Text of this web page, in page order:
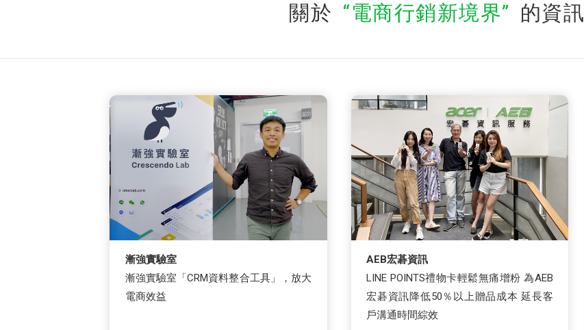
關於 電商行銷新境界 的資訊
漸強實驗室
漸強實驗室「CRM資料整合工具」，放大
電商效益
AEB宏碁資訊
LINE POINTS禮物卡輕鬆無痛增粉 為AEB
宏碁資訊降低50％以上贈品成本 延長客
戶溝通時間綜效